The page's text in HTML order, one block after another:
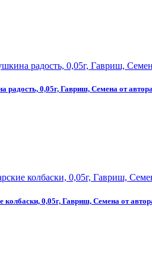
радость, 0,05г, Гавриш, Семена от
колбаски, 0,05г, Гавриш, Семена от